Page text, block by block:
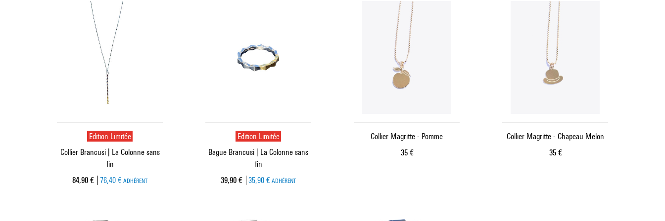
Edition Limitée
Collier Brancusi | La Colonne sans
fin
Prix ​​actuel
84,90 € 76,40 € ADHÉRENT
Edition Limitée
Bague Brancusi | La Colonne sans
fin
Prix ​​actuel
39,90 € 35,90 € ADHÉRENT
Collier Magritte - Pomme
Prix ​​actuel
35 €
Collier Magritte - Chapeau Melon
Prix ​​actuel
35 €